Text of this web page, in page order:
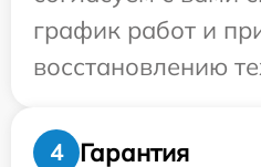
график работ и
восстановлению
4
Гарантия